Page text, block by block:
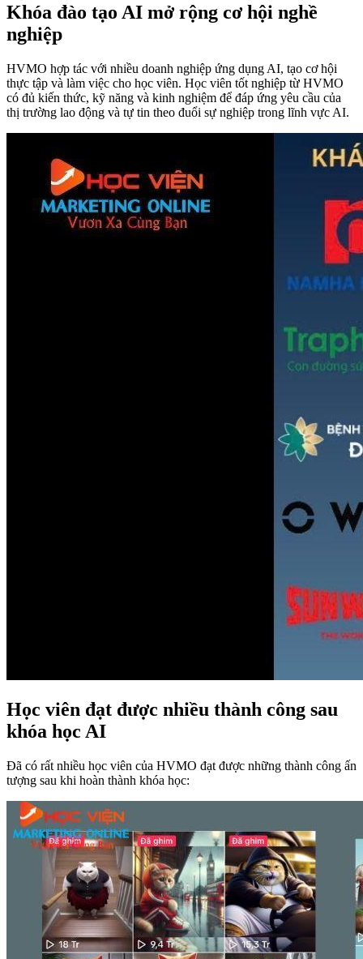
Khóa đào tạo AI mở rộng cơ hội nghề
nghiệp
HVMO hợp tác với nhiều doanh nghiệp ứng dụng AI, tạo cơ hội
thực tập và làm việc cho học viên. Học viên tốt nghiệp từ HVMO
có đủ kiến thức, kỹ năng và kinh nghiệm để đáp ứng yêu cầu của
thị trường lao động và tự tin theo đuổi sự nghiệp trong lĩnh vực AI.
Học viên đạt được nhiều thành công sau
khóa học AI
Đã có rất nhiều học viên của HVMO đạt được những thành công ấn
tượng sau khi hoàn thành khóa học: